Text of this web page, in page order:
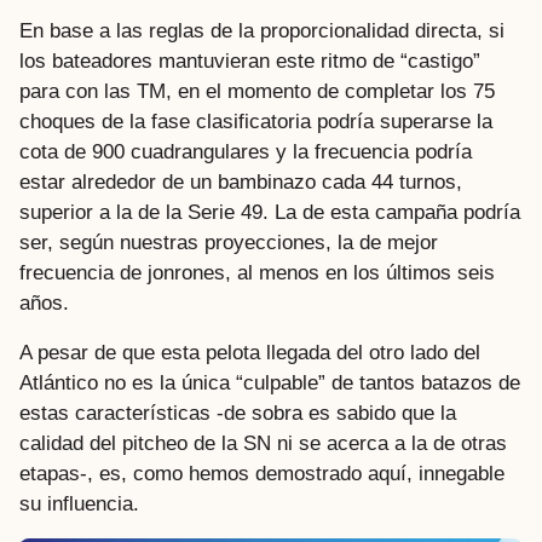
En base a las reglas de la proporcionalidad directa, si
los bateadores mantuvieran este ritmo de “castigo”
para con las TM, en el momento de completar los 75
choques de la fase clasificatoria podría superarse la
cota de 900 cuadrangulares y la frecuencia podría
estar alrededor de un bambinazo cada 44 turnos,
superior a la de la Serie 49. La de esta campaña podría
ser, según nuestras proyecciones, la de mejor
frecuencia de jonrones, al menos en los últimos seis
años.
A pesar de que esta pelota llegada del otro lado del
Atlántico no es la única “culpable” de tantos batazos de
estas características -de sobra es sabido que la
calidad del pitcheo de la SN ni se acerca a la de otras
etapas-, es, como hemos demostrado aquí, innegable
su influencia.